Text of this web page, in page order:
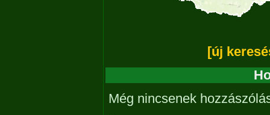
[új
Még nincsenek